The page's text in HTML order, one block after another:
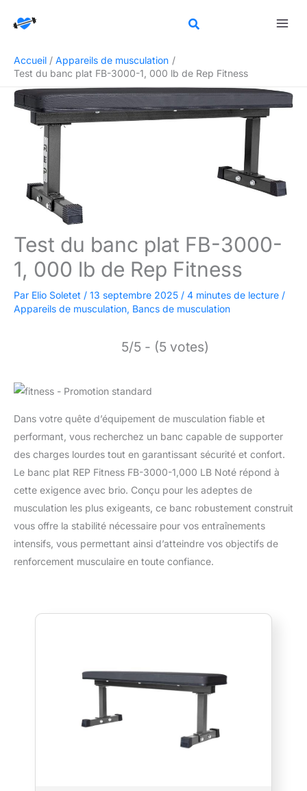
Accueil
Appareils de musculation
Test du banc plat FB-3000-1, 000 lb de Rep Fitness
Test du banc plat FB-3000-
1, 000 lb de Rep Fitness
Par Elio Soletet / 13 septembre 2025 / 4 minutes de lecture /
Appareils de musculation, Bancs de musculation
5/5 - (5 votes)
Dans votre quête d’équipement de musculation fiable et
performant, vous recherchez un banc capable de supporter
des charges lourdes tout en garantissant sécurité et confort.
Le banc plat REP Fitness FB-3000-1,000 LB Noté répond à
cette exigence avec brio. Conçu pour les adeptes de
musculation les plus exigeants, ce banc robustement construit
vous offre la stabilité nécessaire pour vos entraînements
intensifs, vous permettant ainsi d’atteindre vos objectifs de
renforcement musculaire en toute confiance.